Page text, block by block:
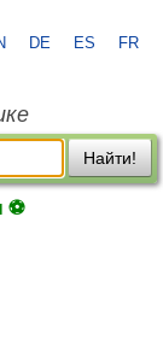
DE ES FR
Найти!
⚽